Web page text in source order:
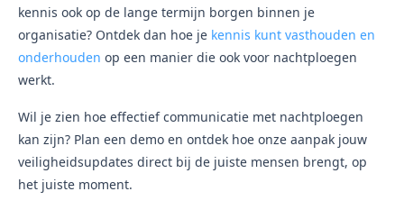
kennis ook op de lange termijn borgen binnen je
organisatie? Ontdek dan hoe je kennis kunt vasthouden en
onderhouden op een manier die ook voor nachtploegen
werkt.
Wil je zien hoe effectief communicatie met nachtploegen
kan zijn? Plan een demo en ontdek hoe onze aanpak jouw
veiligheidsupdates direct bij de juiste mensen brengt, op
het juiste moment.